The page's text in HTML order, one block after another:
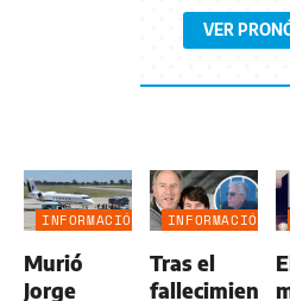
VER
INFORMACIÓN
Murió
Jorge
INFORMACIÓN
Tras el
fallecimiento